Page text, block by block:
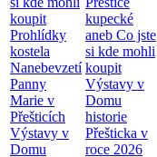
koupit
Prohlídky
kostela
Nanebevzetí
Panny
Marie v
Přešticích
Výstavy v
Domu
kupecké
aneb Co jste
si kde mohli
koupit
Výstavy v
Domu
historie
Přešticka v
roce 2026